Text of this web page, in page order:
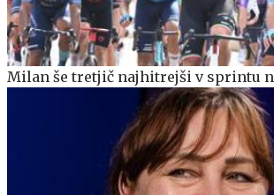
Milan še tretjič najhitrejši v sprintu